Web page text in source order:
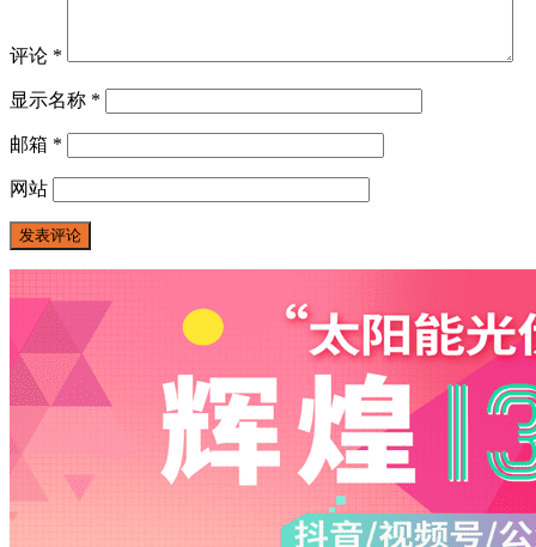
评论 *
显示名称 *
邮箱 *
网站